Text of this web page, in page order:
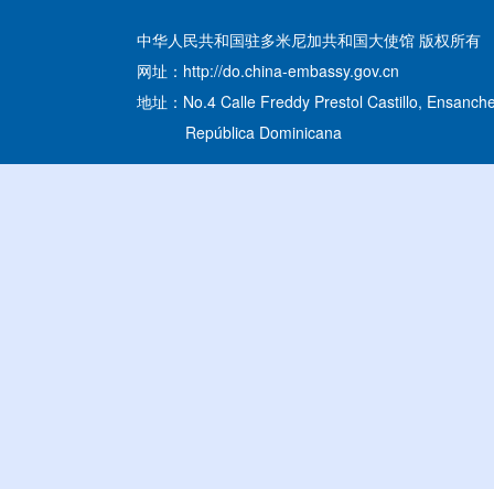
中华人民共和国驻多米尼加共和国大使馆 版权所有
网址：http://do.china-embassy.gov.cn
地址：No.4 Calle Freddy Prestol Castillo,
República Dominicana